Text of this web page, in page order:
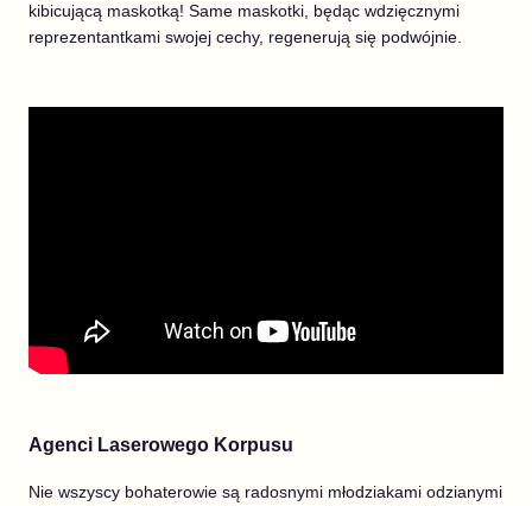
kibicującą maskotką! Same maskotki, będąc wdzięcznymi
reprezentantkami swojej cechy, regenerują się podwójnie.
Agenci Laserowego Korpusu
Nie wszyscy bohaterowie są radosnymi młodziakami odzianymi